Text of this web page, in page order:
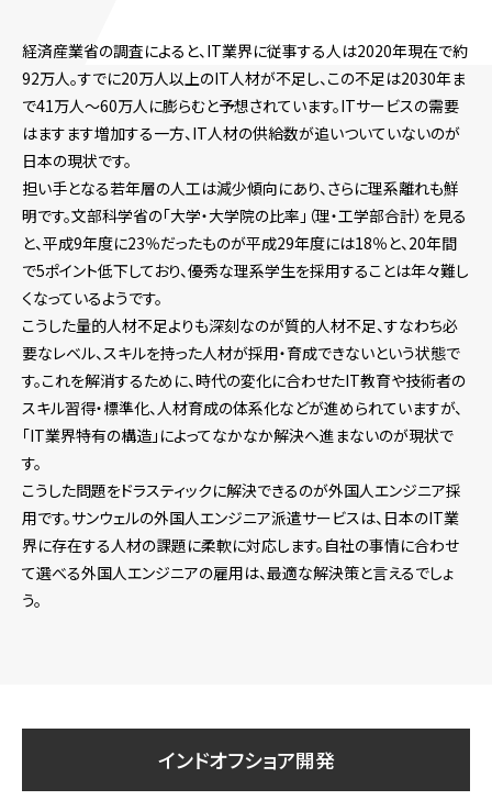
経済産業省の調査によると、IT業界に従事する人は2020年現在で約
92万人。すでに20万人以上のIT人材が不足し、この不足は2030年ま
で41万人～60万人に膨らむと予想されています。ITサービスの需要
はますます増加する一方、IT人材の供給数が追いついていないのが
日本の現状です。
担い手となる若年層の人工は減少傾向にあり、さらに理系離れも鮮
明です。文部科学省の「大学・大学院の比率」（理・工学部合計）を見る
と、平成9年度に23％だったものが平成29年度には18％と、20年間
で5ポイント低下しており、優秀な理系学生を採用することは年々難し
くなっているようです。
こうした量的人材不足よりも深刻なのが質的人材不足、すなわち必
要なレベル、スキルを持った人材が採用・育成できないという状態で
す。これを解消するために、時代の変化に合わせたIT教育や技術者の
スキル習得・標準化、人材育成の体系化などが進められていますが、
「IT業界特有の構造」によってなかなか解決へ進まないのが現状で
す。
こうした問題をドラスティックに解決できるのが外国人エンジニア採
用です。サンウェルの外国人エンジニア派遣サービスは、日本のIT業
界に存在する人材の課題に柔軟に対応します。自社の事情に合わせ
て選べる外国人エンジニアの雇用は、最適な解決策と言えるでしょ
う。
インドオフショア開発